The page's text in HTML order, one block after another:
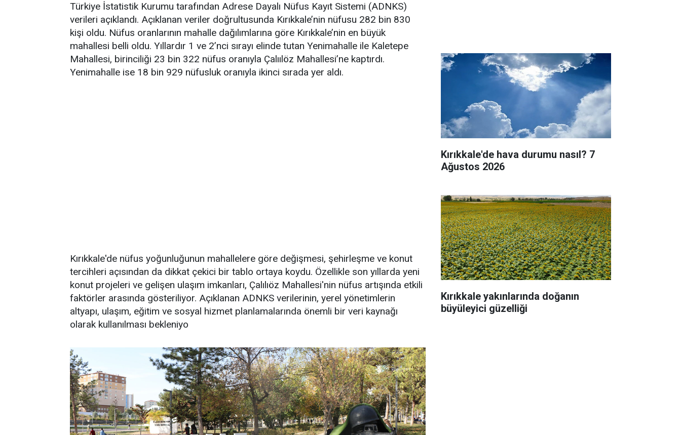
Türkiye İstatistik Kurumu tarafından Adrese Dayalı Nüfus Kayıt Sistemi (ADNKS)
verileri açıklandı. Açıklanan veriler doğrultusunda Kırıkkale’nin nüfusu 282 bin 830
kişi oldu. Nüfus oranlarının mahalle dağılımlarına göre Kırıkkale’nin en büyük
mahallesi belli oldu. Yıllardır 1 ve 2’nci sırayı elinde tutan Yenimahalle ile Kaletepe
Mahallesi, birinciliği 23 bin 322 nüfus oranıyla Çalıılöz Mahallesi’ne kaptırdı.
Yenimahalle ise 18 bin 929 nüfusluk oranıyla ikinci sırada yer aldı.
Kırıkkale'de nüfus yoğunluğunun mahallelere göre değişmesi, şehirleşme ve konut
tercihleri açısından da dikkat çekici bir tablo ortaya koydu. Özellikle son yıllarda yeni
konut projeleri ve gelişen ulaşım imkanları, Çalılıöz Mahallesi'nin nüfus artışında etkili
faktörler arasında gösteriliyor. Açıklanan ADNKS verilerinin, yerel yönetimlerin
altyapı, ulaşım, eğitim ve sosyal hizmet planlamalarında önemli bir veri kaynağı
olarak kullanılması bekleniyo
Kırıkkale'de hava durumu nasıl? 7
Ağustos 2026
Kırıkkale yakınlarında doğanın
büyüleyici güzelliği